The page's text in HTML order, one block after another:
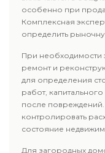
особенно при
Комплексная
определить
При необходимости
ремонт и
для определения
работ,
после
контролировать
состояние
Для загородных